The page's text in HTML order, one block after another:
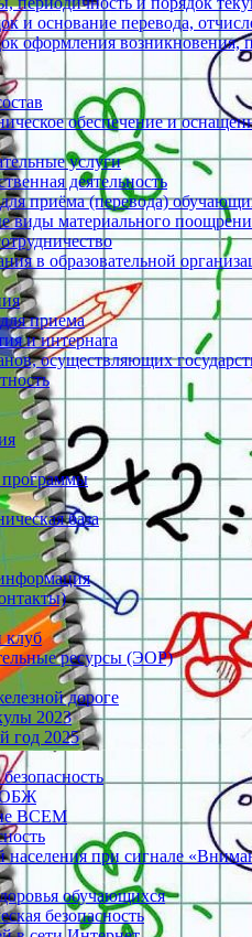
и основание перевода,
оформления
обеспечение и
услуги
деятельность
приёма (перевода)
виды материального
в образовательной
приема
и интерната
осуществляющих
программы
база
ресурсы (ЭОР)
дороге
2023
год 2025
ОБЖ
ВСЕМ
населения при сигнале
обучающихся
безопасность